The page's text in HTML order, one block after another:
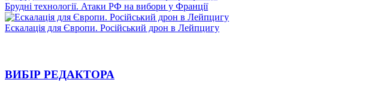
Брудні технології. Атаки РФ на вибори у Франції
Ескалація для Європи. Російський дрон в Лейпцигу
ВИБІР РЕДАКТОРА